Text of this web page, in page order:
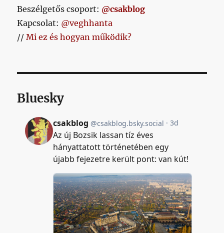
Beszélgetős csoport: @csakblog
Kapcsolat: @veghhanta
//Mi ez és hogyan működik?
Bluesky